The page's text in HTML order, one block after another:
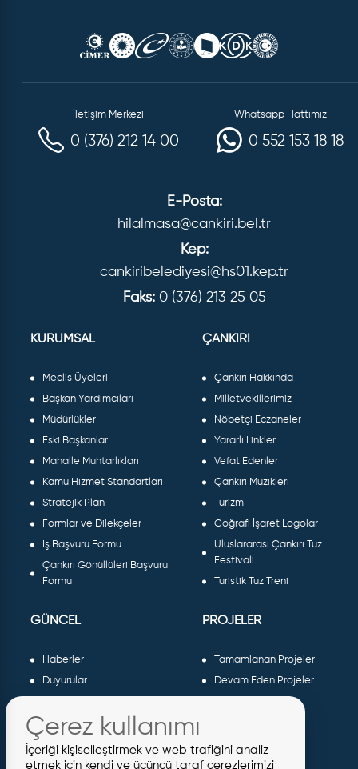
İletişim Merkezi
0 (376) 212 14 00
Whatsapp Hattımız
0 552 153 18 18
E-Posta:
hilalmasa@cankiri.bel.tr
Kep:
cankiribelediyesi@hs01.kep.tr
Faks: 0 (376) 213 25 05
KURUMSAL
Meclis Üyeleri
Başkan Yardımcıları
Müdürlükler
Eski Başkanlar
Mahalle Muhtarlıkları
Kamu Hizmet Standartları
Stratejik Plan
Formlar ve Dilekçeler
İş Başvuru Formu
Çankırı Gönüllüleri Başvuru
Formu
ÇANKIRI
Çankırı Hakkında
Milletvekillerimiz
Nöbetçi Eczaneler
Yararlı Linkler
Vefat Edenler
Çankırı Müzikleri
Turizm
Coğrafi İşaret Logolar
Uluslararası Çankırı Tuz
Festivali
Turistik Tuz Treni
GÜNCEL
Haberler
Duyurular
Galeri
Etkinlikler
Meclis Kararları
PROJELER
Tamamlanan Projeler
Devam Eden Projeler
Planlanan Projeler
Sosyal Projeler
Çerez kullanımı
İçeriği kişiselleştirmek ve web trafiğini analiz
etmek için kendi ve üçüncü taraf çerezlerimizi